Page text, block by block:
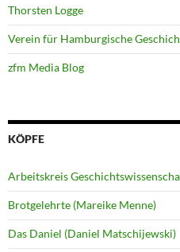
Thorsten Logge
Verein für Hamburgische
zfm Media Blog
KÖPFE
Arbeitskreis
Brotgelehrte (Mareike Menne)
Das Daniel (Daniel Matschijewski)